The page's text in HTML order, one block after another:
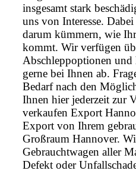
insgesamt stark
uns von Interesse.
darum kümmern, wie
kommt. Wir verfügen
Abschleppoptionen und
gerne bei Ihnen ab.
Bedarf nach den
Ihnen hier jederzeit zur
verkaufen Export
Export von Ihrem
Großraum Hannover.
Gebrauchtwagen aller
Defekt oder